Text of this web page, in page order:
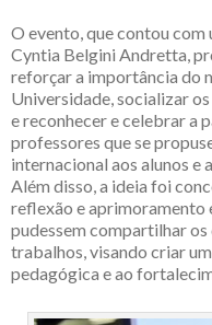
O evento, que contou com
Cyntia Belgini Andretta,
reforçar a importância do
Universidade, socializar
e reconhecer e celebrar a
professores que se
internacional aos alunos e
Além disso, a ideia foi
reflexão e aprimoramento
pudessem compartilhar
trabalhos, visando criar
pedagógica e ao